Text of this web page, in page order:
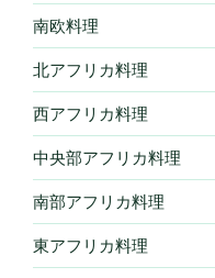
南欧料理
北アフリカ料理
西アフリカ料理
中央部アフリカ料理
南部アフリカ料理
東アフリカ料理